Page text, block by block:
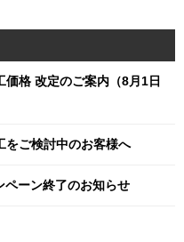
価格 改定のご案内（8月1日
をご検討中のお客様へ
ペーン終了のお知らせ